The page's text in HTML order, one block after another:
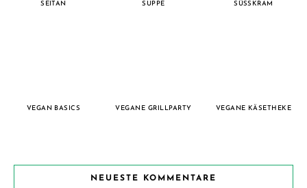
SEITAN SUPPE SÜSSKRAM
VEGAN BASICS VEGANE GRILLPARTY VEGANE KÄSETHEKE
NEUESTE KOMMENTARE